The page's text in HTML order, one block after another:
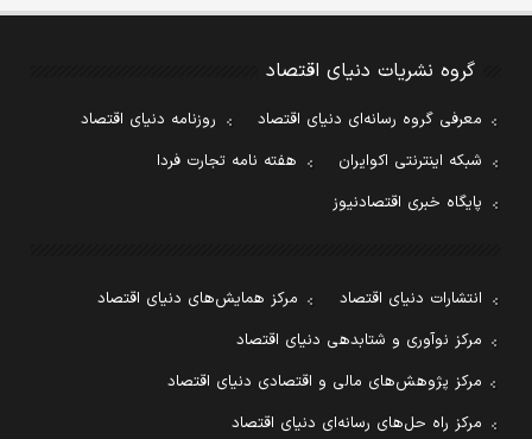
گروه نشریات دنیای اقتصاد
معرفی گروه رسانه‌ای دنیای اقتصاد
روزنامه دنیای اقتصاد
شبکه اینترنتی اکوایران
هفته نامه تجارت فردا
پایگاه خبری اقتصادنیوز
انتشارات دنیای اقتصاد
مرکز همایش‌های دنیای اقتصاد
مرکز نوآوری و شتابدهی دنیای اقتصاد
مرکز پژوهش‌های مالی و اقتصادی دنیای اقتصاد
مرکز راه حل‌های رسانه‌ای دنیای اقتصاد